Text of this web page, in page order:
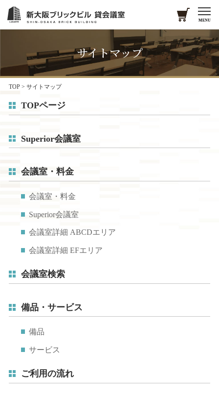
MENU
サイトマップ
TOP> サイトマップ
TOPページ
Superior会議室
会議室・料金
会議室・料金
Superior会議室
会議室詳細 ABCDエリア
会議室詳細 EFエリア
会議室検索
備品・サービス
備品
サービス
ご利用の流れ